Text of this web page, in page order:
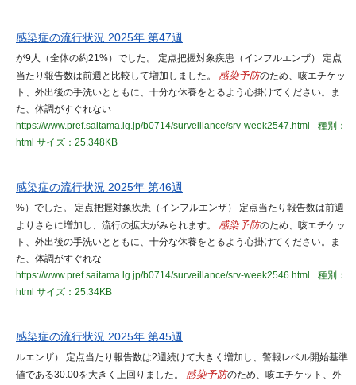
感染症の流行状況 2025年 第47週
が9人（全体の約21%）でした。 定点把握対象疾患（インフルエンザ） 定点
当たり報告数は前週と比較して増加しました。 感染予防のため、咳エチケッ
ト、外出後の手洗いとともに、十分な休養をとるよう心掛けてください。ま
た、体調がすぐれない
https://www.pref.saitama.lg.jp/b0714/surveillance/srv-week2547.html
種別：
html サイズ：25.348KB
感染症の流行状況 2025年 第46週
%）でした。 定点把握対象疾患（インフルエンザ） 定点当たり報告数は前週
よりさらに増加し、流行の拡大がみられます。 感染予防のため、咳エチケッ
ト、外出後の手洗いとともに、十分な休養をとるよう心掛けてください。ま
た、体調がすぐれな
https://www.pref.saitama.lg.jp/b0714/surveillance/srv-week2546.html
種別：
html サイズ：25.34KB
感染症の流行状況 2025年 第45週
ルエンザ） 定点当たり報告数は2週続けて大きく増加し、警報レベル開始基準
値である30.00を大きく上回りました。 感染予防のため、咳エチケット、外